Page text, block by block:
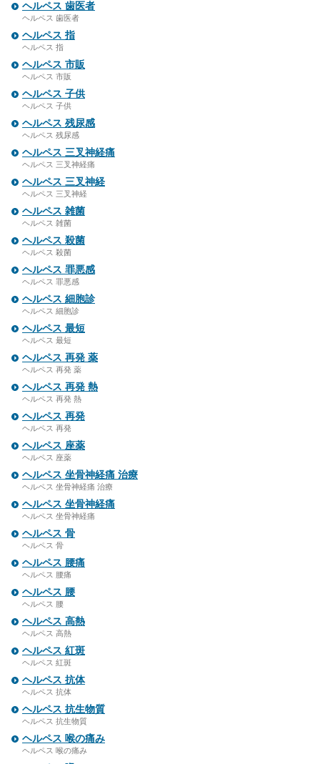
ヘルペス 歯医者
ヘルペス 歯医者
ヘルペス 指
ヘルペス 指
ヘルペス 市販
ヘルペス 市販
ヘルペス 子供
ヘルペス 子供
ヘルペス 残尿感
ヘルペス 残尿感
ヘルペス 三叉神経痛
ヘルペス 三叉神経痛
ヘルペス 三叉神経
ヘルペス 三叉神経
ヘルペス 雑菌
ヘルペス 雑菌
ヘルペス 殺菌
ヘルペス 殺菌
ヘルペス 罪悪感
ヘルペス 罪悪感
ヘルペス 細胞診
ヘルペス 細胞診
ヘルペス 最短
ヘルペス 最短
ヘルペス 再発 薬
ヘルペス 再発 薬
ヘルペス 再発 熱
ヘルペス 再発 熱
ヘルペス 再発
ヘルペス 再発
ヘルペス 座薬
ヘルペス 座薬
ヘルペス 坐骨神経痛 治療
ヘルペス 坐骨神経痛 治療
ヘルペス 坐骨神経痛
ヘルペス 坐骨神経痛
ヘルペス 骨
ヘルペス 骨
ヘルペス 腰痛
ヘルペス 腰痛
ヘルペス 腰
ヘルペス 腰
ヘルペス 高熱
ヘルペス 高熱
ヘルペス 紅斑
ヘルペス 紅斑
ヘルペス 抗体
ヘルペス 抗体
ヘルペス 抗生物質
ヘルペス 抗生物質
ヘルペス 喉の痛み
ヘルペス 喉の痛み